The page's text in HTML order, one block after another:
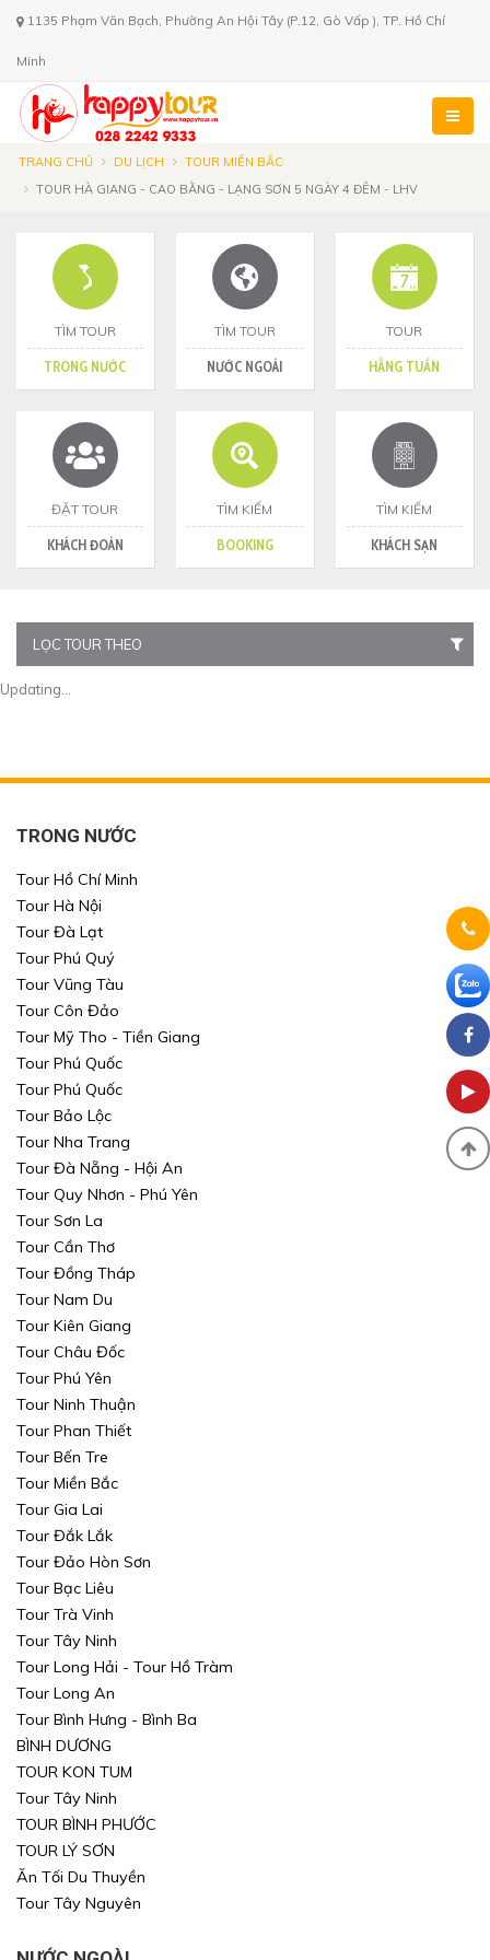
1135 Phạm Văn Bạch, Phường An Hội Tây (P.12, Gò Vấp ), TP. Hồ Chí
Minh
TRANG CHỦ DU LỊCH
TOUR MIỀN BẮC
TOUR HÀ GIANG - CAO BẰNG - LẠNG SƠN 5 NGÀY 4 ĐÊM - LHV
TÌM TOUR
TRONG NƯỚC
TÌM TOUR
NƯỚC NGOÀI
TOUR
HẰNG TUẦN
ĐẶT TOUR
KHÁCH ĐOÀN
TÌM KIẾM
BOOKING
TÌM KIẾM
KHÁCH SẠN
LỌC TOUR THEO
Updating...
TRONG NƯỚC
Tour Hồ Chí Minh
Tour Hà Nội
Tour Đà Lạt
Tour Phú Quý
Tour Vũng Tàu
Tour Côn Đảo
Tour Mỹ Tho - Tiền Giang
Tour Phú Quốc
Tour Phú Quốc
Tour Bảo Lộc
Tour Nha Trang
Tour Đà Nẵng - Hội An
Tour Quy Nhơn - Phú Yên
Tour Sơn La
Tour Cần Thơ
Tour Đồng Tháp
Tour Nam Du
Tour Kiên Giang
Tour Châu Đốc
Tour Phú Yên
Tour Ninh Thuận
Tour Phan Thiết
Tour Bến Tre
Tour Miền Bắc
Tour Gia Lai
Tour Đắk Lắk
Tour Đảo Hòn Sơn
Tour Bạc Liêu
Tour Trà Vinh
Tour Tây Ninh
Tour Long Hải - Tour Hồ Tràm
Tour Long An
Tour Bình Hưng - Bình Ba
BÌNH DƯƠNG
TOUR KON TUM
Tour Tây Ninh
TOUR BÌNH PHƯỚC
TOUR LÝ SƠN
Ăn Tối Du Thuyền
Tour Tây Nguyên